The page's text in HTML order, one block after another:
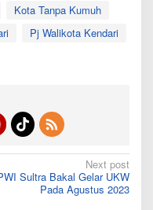
Kota Tanpa Kumuh
Pj Walikota Kendari
Next post
Sultra Bakal Gelar UKW
Pada Agustus 2023